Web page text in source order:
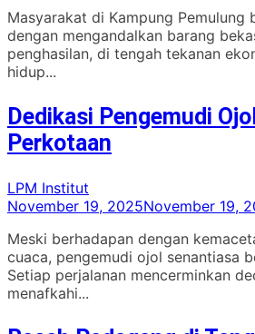
Masyarakat di Kampung Pemulung
dengan mengandalkan barang
penghasilan, di tengah tekanan
hidup...
Dedikasi Pengemudi
Perkotaan
LPM Institut
November 19, 2025November 19,
Meski berhadapan dengan
cuaca, pengemudi ojol senantiasa
Setiap perjalanan mencerminkan
menafkahi...